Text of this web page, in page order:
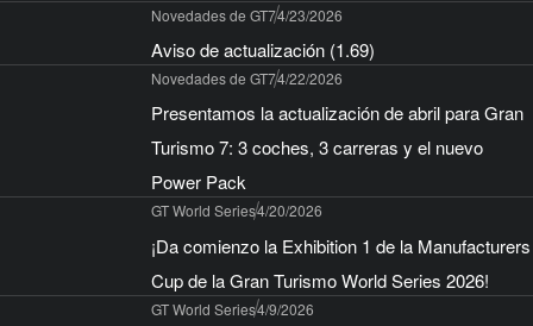
Novedades de GT74/23/2026
Aviso de actualización (1.69)
Novedades de GT74/22/2026
Presentamos la actualización de abril para Gran
Turismo 7: 3 coches, 3 carreras y el nuevo
Power Pack
GT World Series4/20/2026
¡Da comienzo la Exhibition 1 de la Manufacturers
Cup de la Gran Turismo World Series 2026!
GT World Series4/9/2026